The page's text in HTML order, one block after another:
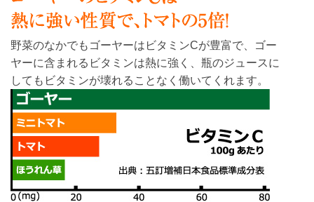
野菜のなかでもゴーヤーはビタミンCが豊富で、ゴー
ヤーに含まれるビタミンは熱に強く、瓶のジュースに
してもビタミンが壊れることなく働いてくれます。